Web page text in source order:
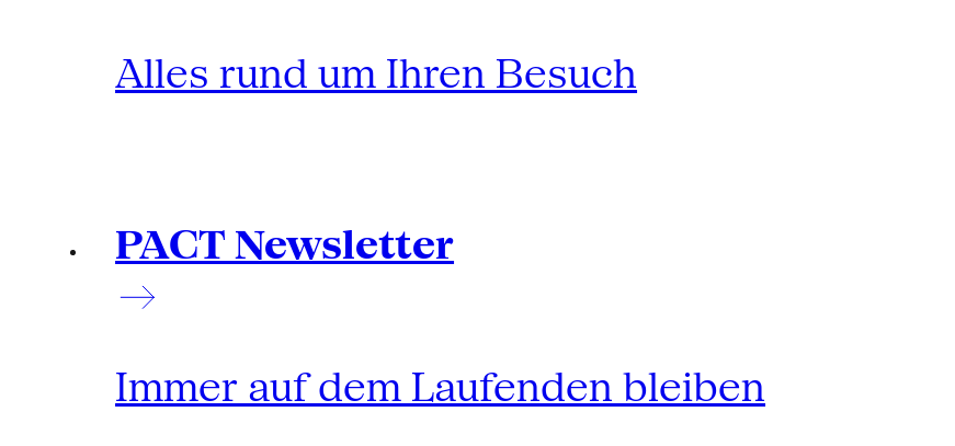
Alles rund um Ihren Besuch
PACT Newsletter
Immer auf dem Laufenden bleiben